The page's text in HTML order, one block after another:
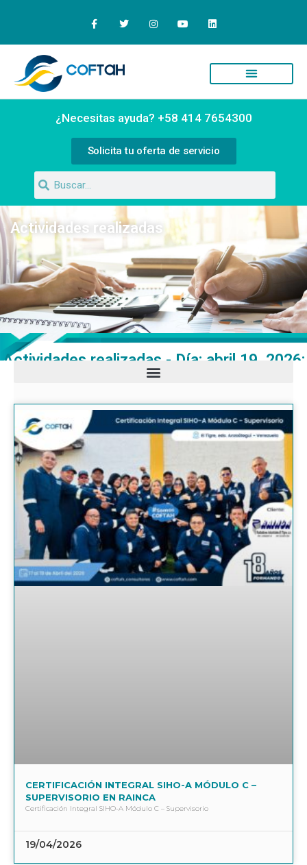
¿Necesitas ayuda? +58 414 7654300
Solicita tu oferta de servicio
Actividades realizadas
Actividades realizadas - Día: abril 19, 2026:
CERTIFICACIÓN INTEGRAL SIHO-A MÓDULO C –
SUPERVISORIO EN RAINCA
Certificación Integral SIHO-A Módulo C – Supervisorio
19/04/2026